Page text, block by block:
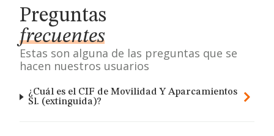
Preguntas
frecuentes
Estas son alguna de las preguntas que se
hacen nuestros usuarios
¿Cuál es el CIF de Movilidad Y Aparcamientos
Sl. (extinguida)?